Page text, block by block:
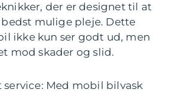
der er designet til at
mulige pleje. Dette
ikke kun ser godt ud, men
mod skader og slid.
Med mobil bilvask